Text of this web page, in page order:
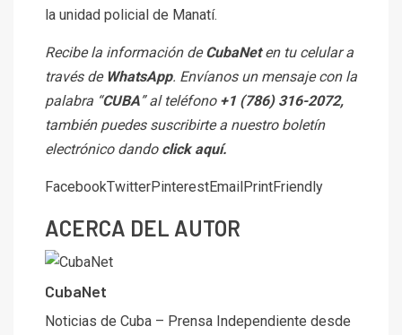
la unidad policial de Manatí.
Recibe la información deCubaNeten tu celular a
través de WhatsApp. Envíanos un mensaje con la
palabra “CUBA” al teléfono +1 (786) 316-2072,
también puedes suscribirte a nuestro boletín
electrónico dando click aquí.
FacebookTwitterPinterestEmailPrintFriendly
ACERCA DEL AUTOR
CubaNet
Noticias de Cuba – Prensa Independiente desde